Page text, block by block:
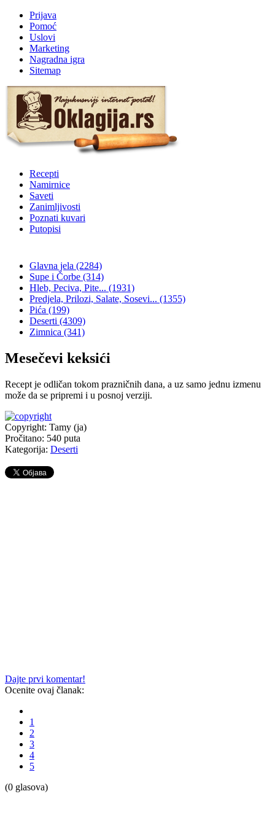
Prijava
Pomoć
Uslovi
Marketing
Nagradna igra
Sitemap
Recepti
Namirnice
Saveti
Zanimljivosti
Poznati kuvari
Putopisi
Glavna jela (2284)
Supe i Čorbe (314)
Hleb, Peciva, Pite... (1931)
Predjela, Prilozi, Salate, Sosevi... (1355)
Pića (199)
Deserti (4309)
Zimnica (341)
Mesečevi keksići
Recept je odličan tokom prazničnih dana, a uz samo jednu izmenu
može da se pripremi i u posnoj verziji.
Copyright: Tamy (ja)
Pročitano: 540 puta
Kategorija: Deserti
Dajte prvi komentar!
Ocenite ovaj članak:
1
2
3
4
5
(0 glasova)